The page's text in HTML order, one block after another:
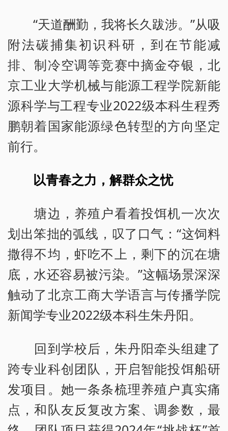
“天道酬勤，我将长久跋涉。”从吸
附法碳捕集初识科研，到在节能减
排、制冷空调等竞赛中摘金夺银，北
京工业大学机械与能源工程学院新能
源科学与工程专业2022级本科生程秀
鹏朝着国家能源绿色转型的方向坚定
前行。
以青春之力，解群众之忧
塘边，养殖户看着投饵机一次次
划出笨拙的弧线，叹了口气：“这饲料
撒得不均，虾吃不上，剩下的沉在塘
底，水还容易被污染。”这幅场景深深
触动了北京工商大学语言与传播学院
新闻学专业2022级本科生朱丹阳。
回到学校后，朱丹阳牵头组建了
跨专业科创团队，开启智能投饵船研
发项目。她一条条梳理养殖户真实痛
点，和队友反复改方案、调参数，最